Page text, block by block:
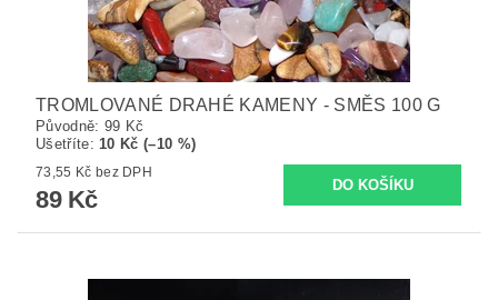
TROMLOVANÉ DRAHÉ KAMENY - SMĚS 100 G
Původně: 99 Kč
Ušetříte: 10 Kč (–10 %)
73,55 Kč bez DPH
89 Kč